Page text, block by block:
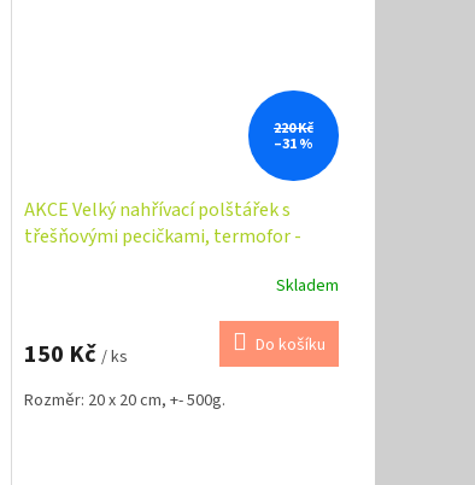
220 Kč
–31 %
AKCE Velký nahřívací polštářek s
třešňovými pecičkami, termofor -
Skladem
150 Kč / ks Do košíku
Rozměr: 20 x 20 cm, +- 500g.